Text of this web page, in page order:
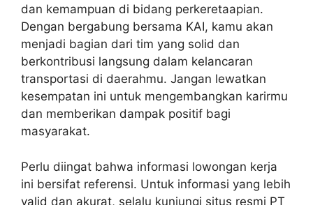
dan kemampuan di bidang perkeretaapian.
Dengan bergabung bersama KAI, kamu akan
menjadi bagian dari tim yang solid dan
berkontribusi langsung dalam kelancaran
transportasi di daerahmu. Jangan lewatkan
kesempatan ini untuk mengembangkan karirmu
dan memberikan dampak positif bagi
masyarakat.
Perlu diingat bahwa informasi lowongan kerja
ini bersifat referensi. Untuk informasi yang lebih
valid dan akurat, selalu kunjungi situs resmi PT